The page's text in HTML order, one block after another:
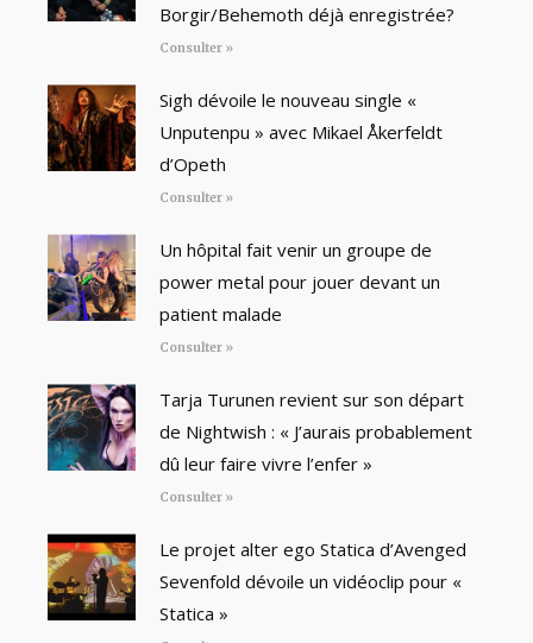
Borgir/Behemoth déjà enregistrée?
Consulter »
Sigh dévoile le nouveau single «
Unputenpu » avec Mikael Åkerfeldt
d’Opeth
Consulter »
Un hôpital fait venir un groupe de
power metal pour jouer devant un
patient malade
Consulter »
Tarja Turunen revient sur son départ
de Nightwish : « J’aurais probablement
dû leur faire vivre l’enfer »
Consulter »
Le projet alter ego Statica d’Avenged
Sevenfold dévoile un vidéoclip pour «
Statica »